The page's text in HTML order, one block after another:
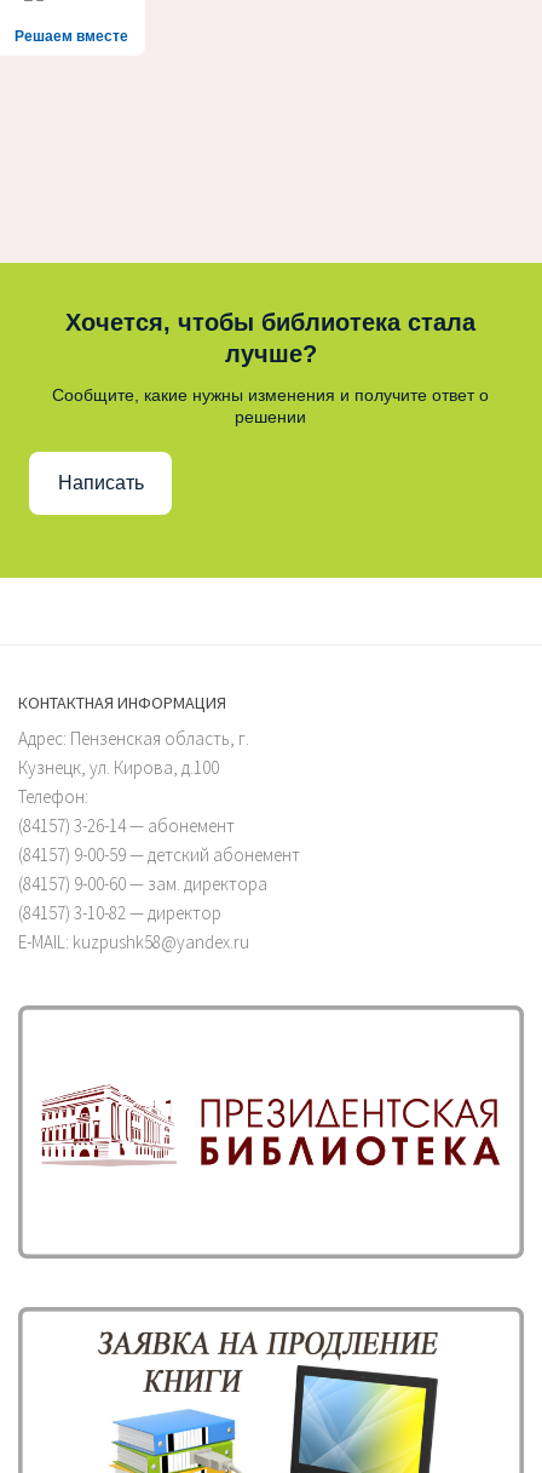
Решаем вместе
Хочется, чтобы библиотека стала
лучше?
Сообщите, какие нужны изменения и получите ответ о
решении
Написать
КОНТАКТНАЯ ИНФОРМАЦИЯ
Адрес: Пензенская область, г.
Кузнецк, ул. Кирова, д.100
Телефон:
(84157) 3-26-14 — абонемент
(84157) 9-00-59 — детский абонемент
(84157) 9-00-60 — зам. директора
(84157) 3-10-82 — директор
E-MAIL: kuzpushk58@yandex.ru